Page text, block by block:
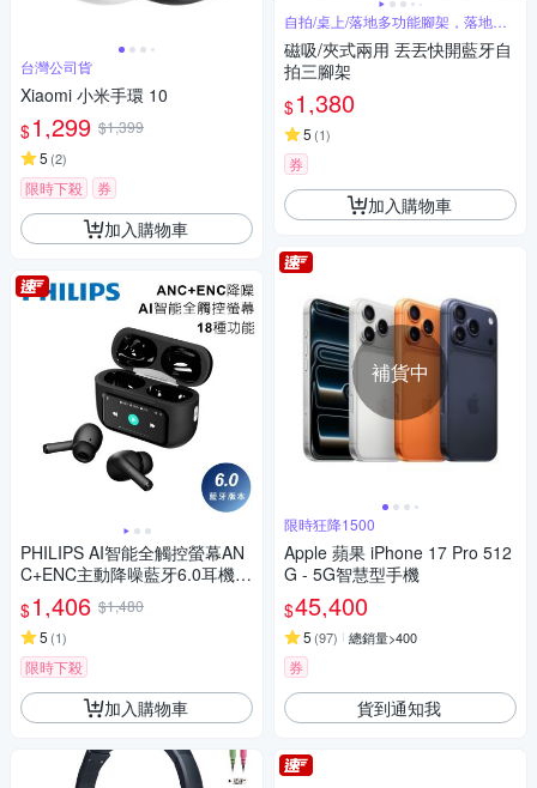
台灣公司貨
Xiaomi 小米手環 10
$1,299 $1,399
5 (2)
限時下殺 券
加入購物車
PHILIPS AI智能全觸控螢幕AN
C+ENC主動降噪藍牙6.0耳機-T
AT2630
$1,406 $1,480
5 (1)
限時下殺
加入購物車
自拍/桌上/落地多功能腳架，落地瞬
開
磁吸/夾式兩用 丟丟快開藍牙自
拍三腳架
$1,380
5 (1)
券
加入購物車
補貨中
限時狂降1500
Apple 蘋果 iPhone 17 Pro 512
G - 5G智慧型手機
$45,400
5 (97) 總銷量>400
券
貨到通知我